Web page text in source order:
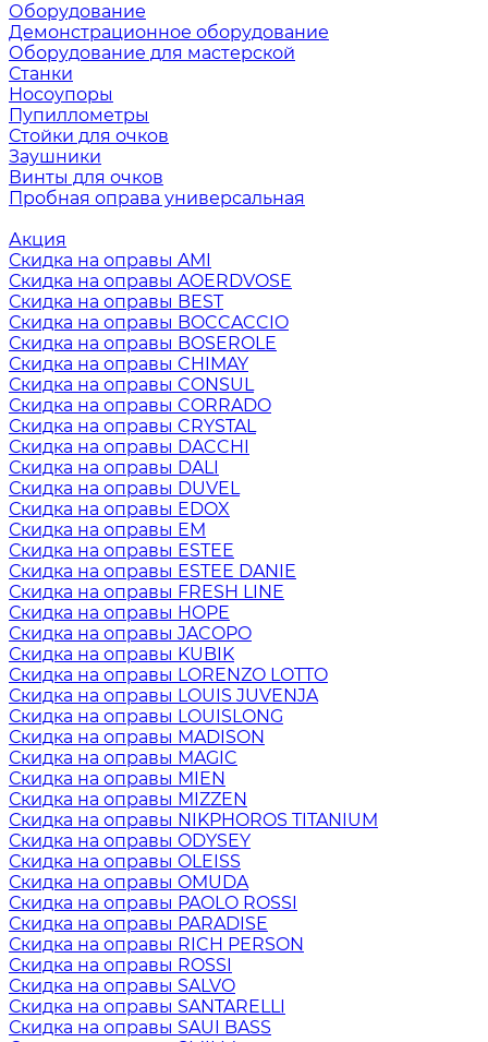
Оборудование
Демонстрационное оборудование
Оборудование для мастерской
Станки
Носоупоры
Пупиллометры
Стойки для очков
Заушники
Винты для очков
Пробная оправа универсальная
Акция
Скидка на оправы AMI
Скидка на оправы AOERDVOSE
Скидка на оправы BEST
Скидка на оправы BOCCACCIO
Скидка на оправы BOSEROLE
Скидка на оправы CHIMAY
Скидка на оправы CONSUL
Скидка на оправы CORRADO
Скидка на оправы CRYSTAL
Скидка на оправы DACCHI
Скидка на оправы DALI
Скидка на оправы DUVEL
Скидка на оправы EDOX
Скидка на оправы EM
Скидка на оправы ESTEE
Скидка на оправы ESTEE DANIE
Скидка на оправы FRESH LINE
Скидка на оправы HOPE
Скидка на оправы JACOPO
Скидка на оправы KUBIK
Скидка на оправы LORENZO LOTTO
Скидка на оправы LOUIS JUVENJA
Скидка на оправы LOUISLONG
Скидка на оправы MADISON
Скидка на оправы MAGIC
Скидка на оправы MIEN
Скидка на оправы MIZZEN
Скидка на оправы NIKPHOROS TITANIUM
Скидка на оправы ODYSEY
Скидка на оправы OLEISS
Скидка на оправы OMUDA
Скидка на оправы PAOLO ROSSI
Скидка на оправы PARADISE
Скидка на оправы RICH PERSON
Скидка на оправы ROSSI
Скидка на оправы SALVO
Скидка на оправы SANTARELLI
Скидка на оправы SAUI BASS